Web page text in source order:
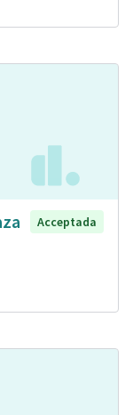
Acceptada